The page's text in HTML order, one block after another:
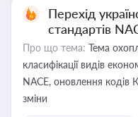
Перехід
стандартів
Про що тема: Тема
класифікації видів
NACE, оновлення кодів
зміни